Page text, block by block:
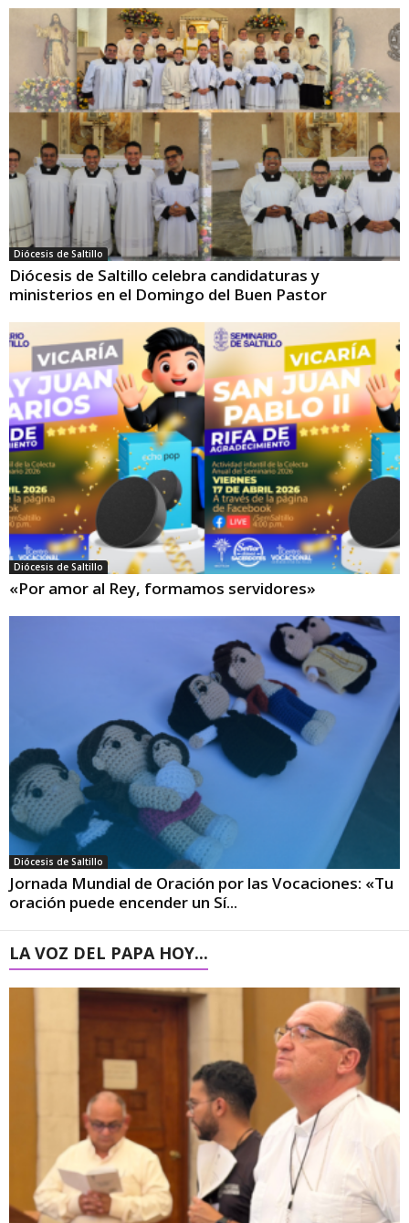
Diócesis de Saltillo
Diócesis de Saltillo celebra candidaturas y
ministerios en el Domingo del Buen Pastor
Diócesis de Saltillo
«Por amor al Rey, formamos servidores»
Diócesis de Saltillo
Jornada Mundial de Oración por las Vocaciones: «Tu
oración puede encender un Sí...
LA VOZ DEL PAPA HOY...